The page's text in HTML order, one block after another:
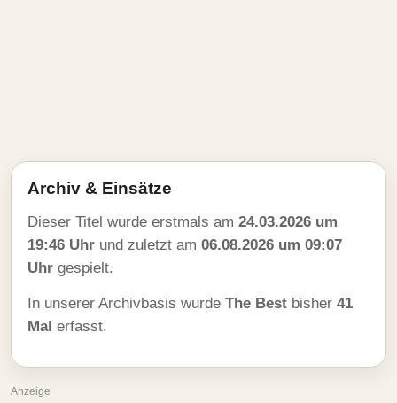
Archiv & Einsätze
Dieser Titel wurde erstmals am 24.03.2026 um
19:46 Uhr und zuletzt am 06.08.2026 um 09:07
Uhr gespielt.
In unserer Archivbasis wurde The Best bisher 41
Mal erfasst.
Anzeige